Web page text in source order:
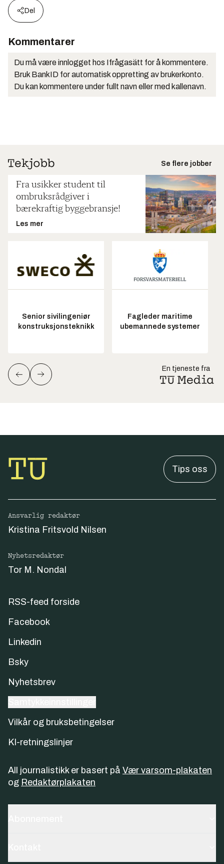
Del
Kommentarer
Du må være innlogget hos Ifrågasätt for å kommentere.
Bruk BankID for automatisk oppretting av brukerkonto.
Du kan kommentere under fullt navn eller med kallenavn.
Se flere jobber
Fra usikker student til
ombruksrådgiver i
bærekraftig byggebransje!
Les mer
Senior sivilingeniør
konstruksjonsteknikk
Fagleder maritime
ubemannede systemer
En tjeneste fra
Tips oss
Ansvarlig redaktør
Kristina Fritsvold Nilsen
Nyhetsredaktør
Tor M. Nondal
RSS-feed forside
Facebook
Linkedin
Bsky
Nyhetsbrev
Vilkår og bruksbetingelser
KI-retningslinjer
All journalistikk er basert på Vær varsom-plakaten
og Redaktørplakaten